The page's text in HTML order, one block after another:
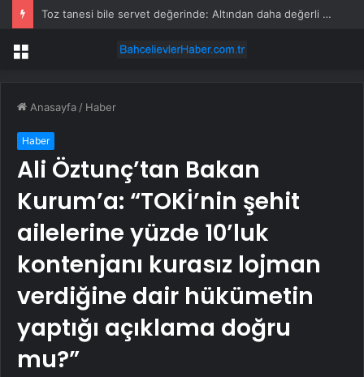
Toz tanesi bile servet değerinde: Altından daha değerli mineral keşfedildi
Menü
Anasayfa / Haber
Haber
Ali Öztunç’tan Bakan
Kurum’a: “TOKİ’nin şehit
ailelerine yüzde 10’luk
kontenjanı kurasız lojman
verdiğine dair hükümetin
yaptığı açıklama doğru
mu?”